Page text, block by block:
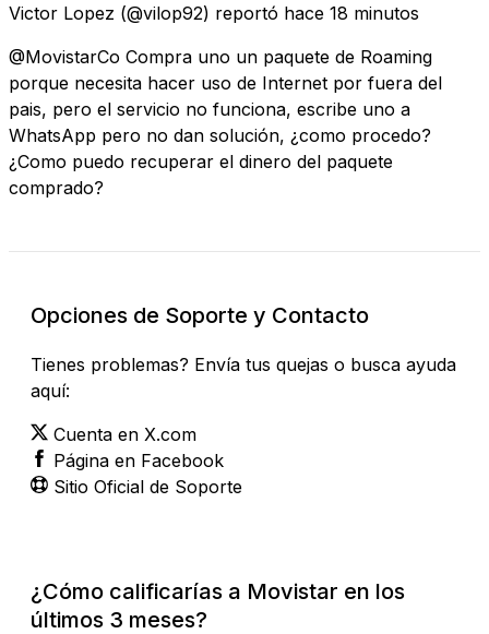
Victor Lopez (@vilop92) reportó hace 18 minutos
@MovistarCo Compra uno un paquete de Roaming
porque necesita hacer uso de Internet por fuera del
pais, pero el servicio no funciona, escribe uno a
WhatsApp pero no dan solución, ¿como procedo?
¿Como puedo recuperar el dinero del paquete
comprado?
Opciones de Soporte y Contacto
Tienes problemas? Envía tus quejas o busca ayuda
aquí:
Cuenta en X.com
Página en Facebook
Sitio Oficial de Soporte
¿Cómo calificarías a Movistar en los
últimos 3 meses?